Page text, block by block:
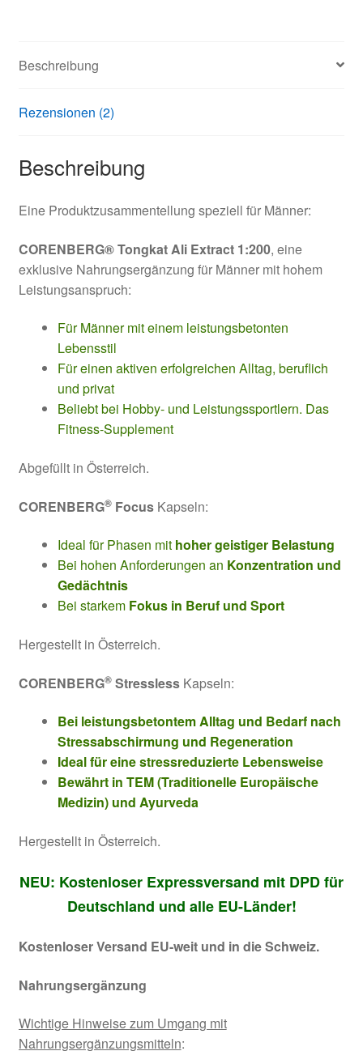
Beschreibung
Rezensionen (2)
Beschreibung
Eine Produktzusammentellung speziell für Männer:
CORENBERG® Tongkat Ali Extract 1:200, eine
exklusive Nahrungsergänzung für Männer mit hohem
Leistungsanspruch:
Für Männer mit einem leistungsbetonten
Lebensstil
Für einen aktiven erfolgreichen Alltag, beruflich
und privat
Beliebt bei Hobby- und Leistungssportlern. Das
Fitness-Supplement
Abgefüllt in Österreich.
CORENBERG®FocusKapseln:
Ideal für Phasen mit hoher geistiger Belastung
Bei hohen Anforderungen an Konzentration und
Gedächtnis
Bei starkem Fokus in Beruf und Sport
Hergestellt in Österreich.
CORENBERG®StresslessKapseln:
Bei leistungsbetontem Alltag und Bedarf nach
Stressabschirmung und Regeneration
Ideal für eine stressreduzierte Lebensweise
Bewährt in TEM (Traditionelle Europäische
Medizin) und Ayurveda
Hergestellt in Österreich.
NEU: Kostenloser Expressversand mit DPD für
Deutschland und alle EU-Länder!
Kostenloser Versand EU-weit und in die Schweiz.
Nahrungsergänzung
Wichtige Hinweise zum Umgang mit
Nahrungsergänzungsmitteln: